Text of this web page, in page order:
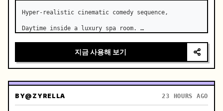
Hyper-realistic cinematic comedy sequence,
Daytime inside a luxury spa room. …
지금 사용해 보기
BY@ZYRELLA 23 HOURS AGO